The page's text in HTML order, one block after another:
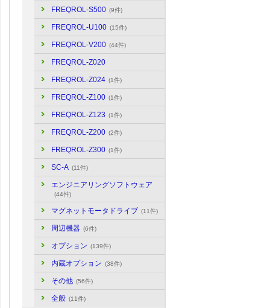
FREQROL-S500 (9件)
FREQROL-U100 (15件)
FREQROL-V200 (44件)
FREQROL-Z020
FREQROL-Z024 (1件)
FREQROL-Z100 (1件)
FREQROL-Z123 (1件)
FREQROL-Z200 (2件)
FREQROL-Z300 (1件)
SC-A (11件)
エンジニアリングソフトウェア
(44件)
マグネットモータドライブ (11件)
周辺機器 (6件)
オプション (139件)
内蔵オプション (38件)
その他 (56件)
全般 (11件)